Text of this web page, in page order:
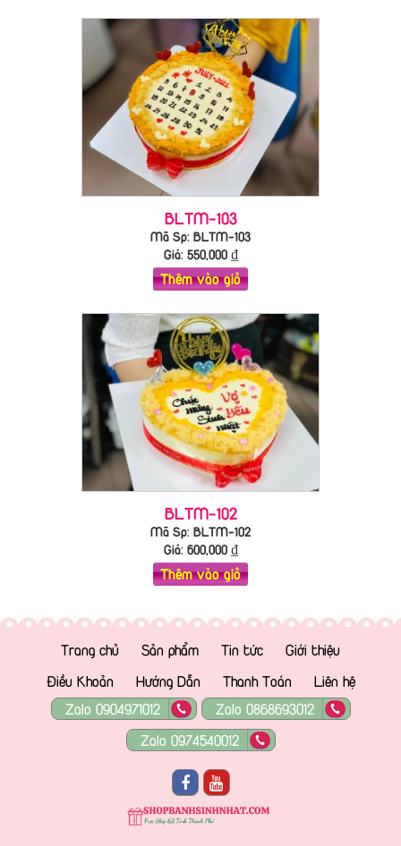
BLTM-103
Mã Sp: BLTM-103
Giá: 550,000₫
Thêm vào giỏ
BLTM-102
Mã Sp: BLTM-102
Giá: 600,000₫
Thêm vào giỏ
Trang chủ Sản phẩm Tin tức
Giới thiệu
Điều Khoản
Hướng Dẫn Thanh Toán
Liên hệ
Zalo 0904971012
Zalo 0868693012
Zalo 0974540012